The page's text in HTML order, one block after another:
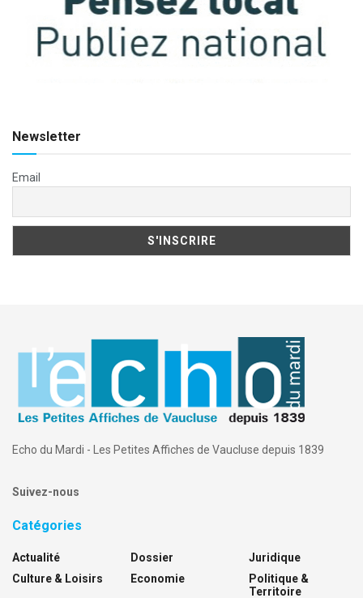
Newsletter
Email
Echo du Mardi - Les Petites Affiches de Vaucluse depuis 1839
Suivez-nous
Catégories
Actualité
Culture & Loisirs
Dossier
Economie
Juridique
Politique &
Territoire